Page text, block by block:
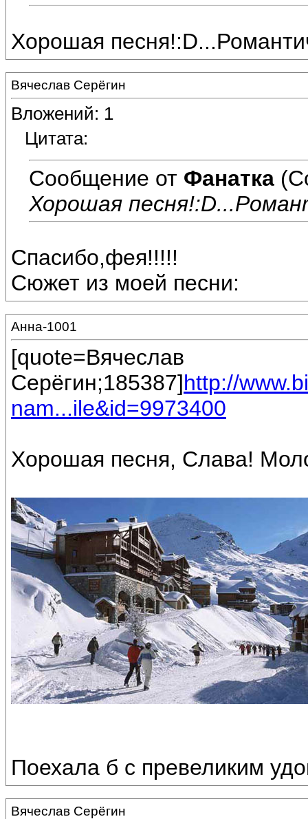
Хорошая
Вячеслав Серёгин
Вложений: 1
Цитата:
Сообщение от Фанатка
Хорошая
Спасибо,фея!!!!!
Сюжет из моей песни:
Анна-1001
[quote=Вячеслав
Серёгин;185387]http://
nam...ile&id=9973400
Хорошая песня, Слава!
Поехала б с превеликим
Вячеслав Серёгин